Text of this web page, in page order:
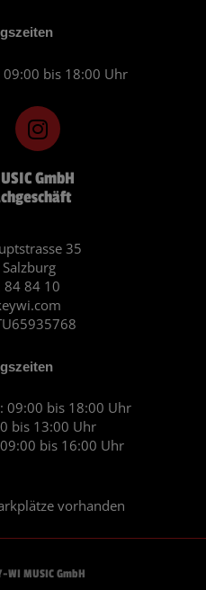
GmbH
35
84 84 10
09:00 bis 18:00 Uhr
bis 13:00 Uhr
bis 16:00 Uhr
vorhanden
I
n
s
t
a
r
a
m
09:00 bis 18:00 Uhr
MUSIC GmbH